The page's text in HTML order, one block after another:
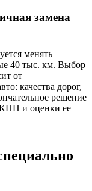
замена
менять
40 тыс. км. Выбор
от
качества дорог,
решение
и оценки ее